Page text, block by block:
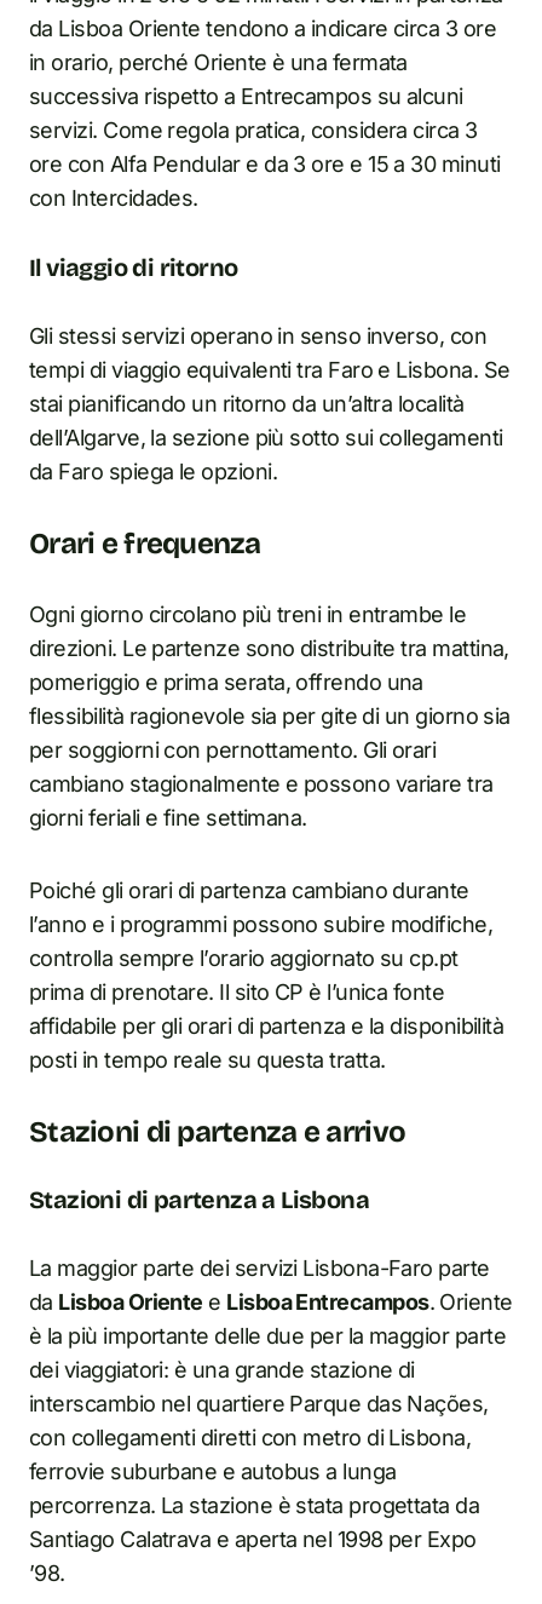
da Lisboa Oriente tendono a indicare circa 3 ore
in orario, perché Oriente è una fermata
successiva rispetto a Entrecampos su alcuni
servizi. Come regola pratica, considera circa 3
ore con Alfa Pendular e da 3 ore e 15 a 30 minuti
con Intercidades.
Il viaggio di ritorno
Gli stessi servizi operano in senso inverso, con
tempi di viaggio equivalenti tra Faro e Lisbona. Se
stai pianificando un ritorno da un’altra località
dell’Algarve, la sezione più sotto sui collegamenti
da Faro spiega le opzioni.
Orari e frequenza
Ogni giorno circolano più treni in entrambe le
direzioni. Le partenze sono distribuite tra mattina,
pomeriggio e prima serata, offrendo una
flessibilità ragionevole sia per gite di un giorno sia
per soggiorni con pernottamento. Gli orari
cambiano stagionalmente e possono variare tra
giorni feriali e fine settimana.
Poiché gli orari di partenza cambiano durante
l’anno e i programmi possono subire modifiche,
controlla sempre l’orario aggiornato su cp.pt
prima di prenotare. Il sito CP è l’unica fonte
affidabile per gli orari di partenza e la disponibilità
posti in tempo reale su questa tratta.
Stazioni di partenza e arrivo
Stazioni di partenza a Lisbona
La maggior parte dei servizi Lisbona-Faro parte
da Lisboa Oriente e Lisboa Entrecampos. Oriente
è la più importante delle due per la maggior parte
dei viaggiatori: è una grande stazione di
interscambio nel quartiere Parque das Nações,
con collegamenti diretti con metro di Lisbona,
ferrovie suburbane e autobus a lunga
percorrenza. La stazione è stata progettata da
Santiago Calatrava e aperta nel 1998 per Expo
’98.